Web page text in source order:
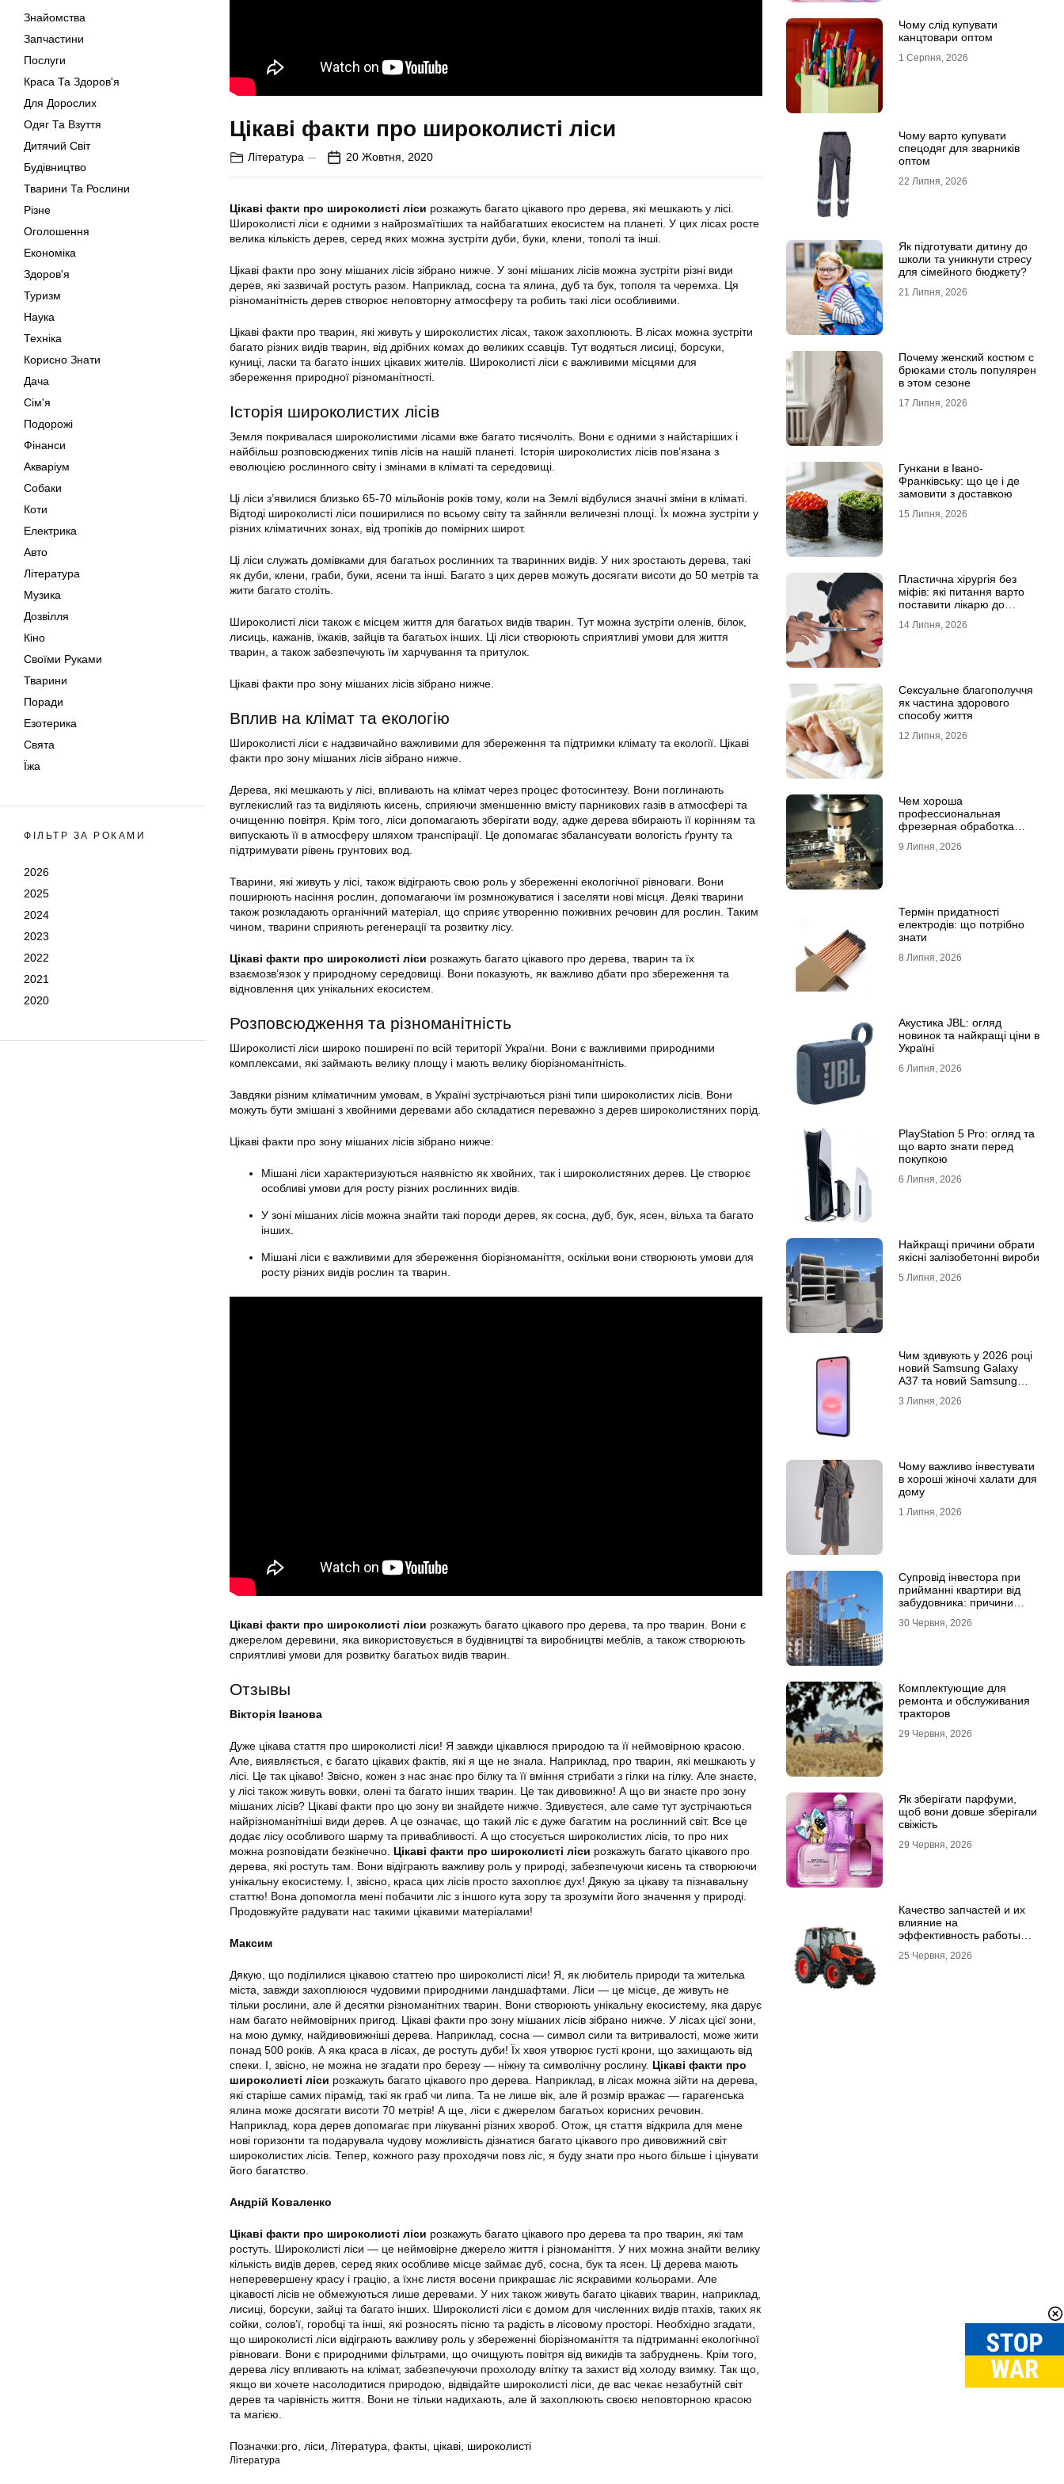
Знайомства
Запчастини
Послуги
Краса Та Здоров'я
Для Дорослих
Одяг Та Взуття
Дитячий Світ
Будівництво
Тварини Та Рослини
Різне
Оголошення
Економіка
Здоров'я
Туризм
Наука
Техніка
Корисно Знати
Дача
Сім'я
Подорожі
Фінанси
Акваріум
Собаки
Коти
Електрика
Авто
Література
Музика
Дозвілля
Кіно
Своїми Руками
Тварини
Поради
Езотерика
Свята
Їжа
ФІЛЬТР ЗА РОКАМИ
2026
2025
2024
2023
2022
2021
2020
Цікаві факти про широколисті ліси
Література 20 Жовтня, 2020
Цікаві факти про широколисті ліси розкажуть багато цікавого про дерева, які мешкають у лісі.
Широколисті ліси є одними з найрозмаїтіших та найбагатших екосистем на планеті. У цих лісах росте
велика кількість дерев, серед яких можна зустріти дуби, буки, клени, тополі та інші.
Цікаві факти про зону мішаних лісів зібрано нижче. У зоні мішаних лісів можна зустріти різні види
дерев, які зазвичай ростуть разом. Наприклад, сосна та ялина, дуб та бук, тополя та черемха. Ця
різноманітність дерев створює неповторну атмосферу та робить такі ліси особливими.
Цікаві факти про тварин, які живуть у широколистих лісах, також захоплюють. В лісах можна зустріти
багато різних видів тварин, від дрібних комах до великих ссавців. Тут водяться лисиці, борсуки,
куниці, ласки та багато інших цікавих жителів. Широколисті ліси є важливими місцями для
збереження природної різноманітності.
Історія широколистих лісів
Земля покривалася широколистими лісами вже багато тисячоліть. Вони є одними з найстаріших і
найбільш розповсюджених типів лісів на нашій планеті. Історія широколистих лісів пов’язана з
еволюцією рослинного світу і змінами в кліматі та середовищі.
Ці ліси з’явилися близько 65-70 мільйонів років тому, коли на Землі відбулися значні зміни в кліматі.
Відтоді широколисті ліси поширилися по всьому світу та зайняли величезні площі. Їх можна зустріти у
різних кліматичних зонах, від тропіків до помірних широт.
Ці ліси служать домівками для багатьох рослинних та тваринних видів. У них зростають дерева, такі
як дуби, клени, граби, буки, ясени та інші. Багато з цих дерев можуть досягати висоти до 50 метрів та
жити багато століть.
Широколисті ліси також є місцем життя для багатьох видів тварин. Тут можна зустріти оленів, білок,
лисиць, кажанів, їжаків, зайців та багатьох інших. Ці ліси створюють сприятливі умови для життя
тварин, а також забезпечують їм харчування та притулок.
Цікаві факти про зону мішаних лісів зібрано нижче.
Вплив на клімат та екологію
Широколисті ліси є надзвичайно важливими для збереження та підтримки клімату та екології. Цікаві
факти про зону мішаних лісів зібрано нижче.
Дерева, які мешкають у лісі, впливають на клімат через процес фотосинтезу. Вони поглинають
вуглекислий газ та виділяють кисень, сприяючи зменшенню вмісту парникових газів в атмосфері та
очищенню повітря. Крім того, ліси допомагають зберігати воду, адже дерева вбирають її корінням та
випускають її в атмосферу шляхом транспірації. Це допомагає збалансувати вологість ґрунту та
підтримувати рівень грунтових вод.
Тварини, які живуть у лісі, також відіграють свою роль у збереженні екологічної рівноваги. Вони
поширюють насіння рослин, допомагаючи їм розмножуватися і заселяти нові місця. Деякі тварини
також розкладають органічний матеріал, що сприяє утворенню поживних речовин для рослин. Таким
чином, тварини сприяють регенерації та розвитку лісу.
Цікаві факти про широколисті ліси розкажуть багато цікавого про дерева, тварин та їх
взаємозв’язок у природному середовищі. Вони показують, як важливо дбати про збереження та
відновлення цих унікальних екосистем.
Розповсюдження та різноманітність
Широколисті ліси широко поширені по всій території України. Вони є важливими природними
комплексами, які займають велику площу і мають велику біорізноманітність.
Завдяки різним кліматичним умовам, в Україні зустрічаються різні типи широколистих лісів. Вони
можуть бути змішані з хвойними деревами або складатися переважно з дерев широколистяних порід.
Цікаві факти про зону мішаних лісів зібрано нижче:
Мішані ліси характеризуються наявністю як хвойних, так і широколистяних дерев. Це створює
особливі умови для росту різних рослинних видів.
У зоні мішаних лісів можна знайти такі породи дерев, як сосна, дуб, бук, ясен, вільха та багато
інших.
Мішані ліси є важливими для збереження біорізноманіття, оскільки вони створюють умови для
росту різних видів рослин та тварин.
Цікаві факти про широколисті ліси розкажуть багато цікавого про дерева, та про тварин. Вони є
джерелом деревини, яка використовується в будівництві та виробництві меблів, а також створюють
сприятливі умови для розвитку багатьох видів тварин.
Отзывы
Вікторія Іванова
Дуже цікава стаття про широколисті ліси! Я завжди цікавлюся природою та її неймовірною красою.
Але, виявляється, є багато цікавих фактів, які я ще не знала. Наприклад, про тварин, які мешкають у
лісі. Це так цікаво! Звісно, кожен з нас знає про білку та її вміння стрибати з гілки на гілку. Але знаєте,
у лісі також живуть вовки, олені та багато інших тварин. Це так дивовижно! А що ви знаєте про зону
мішаних лісів? Цікаві факти про цю зону ви знайдете нижче. Здивуєтеся, але саме тут зустрічаються
найрізноманітніші види дерев. А це означає, що такий ліс є дуже багатим на рослинний світ. Все це
додає лісу особливого шарму та привабливості. А що стосується широколистих лісів, то про них
можна розповідати безкінечно. Цікаві факти про широколисті ліси розкажуть багато цікавого про
дерева, які ростуть там. Вони відіграють важливу роль у природі, забезпечуючи кисень та створюючи
унікальну екосистему. І, звісно, краса цих лісів просто захоплює дух! Дякую за цікаву та пізнавальну
статтю! Вона допомогла мені побачити ліс з іншого кута зору та зрозуміти його значення у природі.
Продовжуйте радувати нас такими цікавими матеріалами!
Максим
Дякую, що поділилися цікавою статтею про широколисті ліси! Я, як любитель природи та жителька
міста, завжди захоплююся чудовими природними ландшафтами. Ліси — це місце, де живуть не
тільки рослини, але й десятки різноманітних тварин. Вони створюють унікальну екосистему, яка дарує
нам багато неймовірних пригод. Цікаві факти про зону мішаних лісів зібрано нижче. У лісах цієї зони,
на мою думку, найдивовижніші дерева. Наприклад, сосна — символ сили та витривалості, може жити
понад 500 років. А яка краса в лісах, де ростуть дуби! Їх хвоя утворює густі крони, що захищають від
спеки. І, звісно, не можна не згадати про березу — ніжну та символічну рослину. Цікаві факти про
широколисті ліси розкажуть багато цікавого про дерева. Наприклад, в лісах можна зійти на дерева,
які старіше самих пірамід, такі як граб чи липа. Та не лише вік, але й розмір вражає — гарагенська
ялина може досягати висоти 70 метрів! А ще, ліси є джерелом багатьох корисних речовин.
Наприклад, кора дерев допомагає при лікуванні різних хвороб. Отож, ця стаття відкрила для мене
нові горизонти та подарувала чудову можливість дізнатися багато цікавого про дивовижний світ
широколистих лісів. Тепер, кожного разу проходячи повз ліс, я буду знати про нього більше і цінувати
його багатство.
Андрій Коваленко
Цікаві факти про широколисті ліси розкажуть багато цікавого про дерева та про тварин, які там
ростуть. Широколисті ліси — це неймовірне джерело життя і різноманіття. У них можна знайти велику
кількість видів дерев, серед яких особливе місце займає дуб, сосна, бук та ясен. Ці дерева мають
неперевершену красу і грацію, а їхнє листя восени прикрашає ліс яскравими кольорами. Але
цікавості лісів не обмежуються лише деревами. У них також живуть багато цікавих тварин, наприклад,
лисиці, борсуки, зайці та багато інших. Широколисті ліси є домом для численних видів птахів, таких як
сойки, солов’ї, горобці та інші, які розносять пісню та радість в лісовому просторі. Необхідно згадати,
що широколисті ліси відіграють важливу роль у збереженні біорізноманіття та підтриманні екологічної
рівноваги. Вони є природними фільтрами, що очищують повітря від викидів та забруднень. Крім того,
дерева лісу впливають на клімат, забезпечуючи прохолоду влітку та захист від холоду взимку. Так що,
якщо ви хочете насолодитися природою, відвідайте широколисті ліси, де вас чекає незабутній світ
дерев та чарівність життя. Вони не тільки надихають, але й захоплюють своєю неповторною красою
та магією.
Позначки:pro ліси Література факты цікаві широколисті
Література
Чому слід купувати
канцтовари оптом
1 Серпня, 2026
Чому варто купувати
спецодяг для зварників
оптом
22 Липня, 2026
Як підготувати дитину до
школи та уникнути стресу
для сімейного бюджету?
21 Липня, 2026
Почему женский костюм с
брюками столь популярен
в этом сезоне
17 Липня, 2026
Гункани в Івано-
Франківську: що це і де
замовити з доставкою
15 Липня, 2026
Пластична хірургія без
міфів: які питання варто
поставити лікарю до
14 Липня, 2026
Сексуальне благополуччя
як частина здорового
способу життя
12 Липня, 2026
Чем хороша
профессиональная
фрезерная обработка
9 Липня, 2026
Термін придатності
електродів: що потрібно
знати
8 Липня, 2026
Акустика JBL: огляд
новинок та найкращі ціни в
Україні
6 Липня, 2026
PlayStation 5 Pro: огляд та
що варто знати перед
покупкою
6 Липня, 2026
Найкращі причини обрати
якісні залізобетонні вироби
5 Липня, 2026
Чим здивують у 2026 році
новий Samsung Galaxy
A37 та новий Samsung
3 Липня, 2026
Чому важливо інвестувати
в хороші жіночі халати для
дому
1 Липня, 2026
Супровід інвестора при
прийманні квартири від
забудовника: причини
30 Червня, 2026
Комплектующие для
ремонта и обслуживания
тракторов
29 Червня, 2026
Як зберігати парфуми,
щоб вони довше зберігали
свіжість
29 Червня, 2026
Качество запчастей и их
влияние на
эффективность работы
25 Червня, 2026